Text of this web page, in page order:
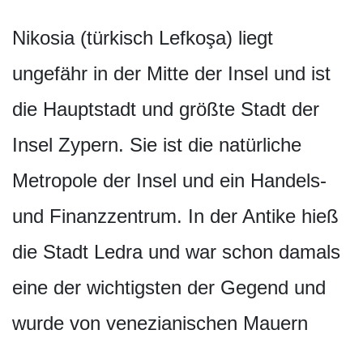
Nikosia (türkisch Lefkoşa) liegt
ungefähr in der Mitte der Insel und ist
die Hauptstadt und größte Stadt der
Insel Zypern. Sie ist die natürliche
Metropole der Insel und ein Handels-
und Finanzzentrum. In der Antike hieß
die Stadt Ledra und war schon damals
eine der wichtigsten der Gegend und
wurde von venezianischen Mauern